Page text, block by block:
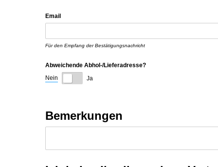
Email
Für den Empfang der Bestätigungsnachricht
Abweichende Abhol-/​Lieferadresse?
Nein
Ja
Bemerkungen